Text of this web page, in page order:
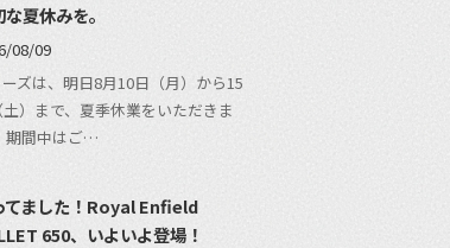
夏休みを。
08/09
ズは、明日8月10日（月）から15
土）まで、夏季休業をいただきま
期間中はご…
てました！Royal Enfield
650、いよいよ登場！